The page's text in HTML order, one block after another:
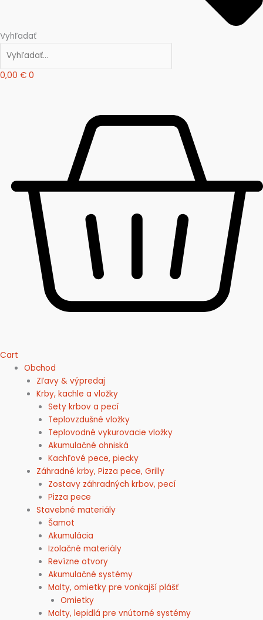
Vyhľadať
0,00 € 0
Cart
Obchod
Zľavy & výpredaj
Krby, kachle a vložky
Sety krbov a pecí
Teplovzdušné vložky
Teplovodné vykurovacie vložky
Akumulačné ohniská
Kachľové pece, piecky
Záhradné krby, Pizza pece, Grilly
Zostavy záhradných krbov, pecí
Pizza pece
Stavebné materiály
Šamot
Akumulácia
Izolačné materiály
Revízne otvory
Akumulačné systémy
Malty, omietky pre vonkajší plášť
Omietky
Malty, lepidlá pre vnútorné systémy